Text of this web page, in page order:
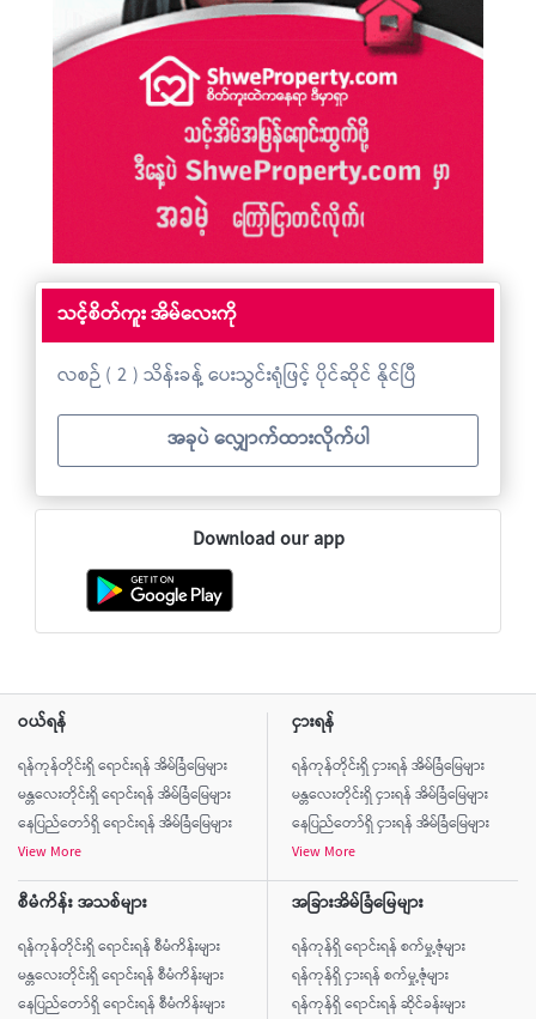
သင့်စိတ်ကူး အိမ်လေးကို
လစဉ် ( 2 ) သိန်းခန့် ပေးသွင်းရုံဖြင့် ပိုင်ဆိုင် နိုင်ပြီ
အခုပဲ လျှောက်ထားလိုက်ပါ
Download our app
ဝယ်ရန်
ရန်ကုန်တိုင်းရှိ ရောင်းရန် အိမ်ခြံမြေများ
မန္တလေးတိုင်းရှိ ရောင်းရန် အိမ်ခြံမြေများ
နေပြည်တော်ရှိ ရောင်းရန် အိမ်ခြံမြေများ
View More
ငှားရန်
ရန်ကုန်တိုင်းရှိ ငှားရန် အိမ်ခြံမြေများ
မန္တလေးတိုင်းရှိ ငှားရန် အိမ်ခြံမြေများ
နေပြည်တော်ရှိ ငှားရန် အိမ်ခြံမြေများ
View More
စီမံကိန်း အသစ်များ
ရန်ကုန်တိုင်းရှိ ရောင်းရန် စီမံကိန်းများ
မန္တလေးတိုင်းရှိ ရောင်းရန် စီမံကိန်းများ
နေပြည်တော်ရှိ ရောင်းရန် စီမံကိန်းများ
အခြားအိမ်ခြံမြေများ
ရန်ကုန်ရှိ ရောင်းရန် စက်မှု့ဇုံများ
ရန်ကုန်ရှိ ငှားရန် စက်မှု့ဇုံများ
ရန်ကုန်ရှိ ရောင်းရန် ဆိုင်ခန်းများ